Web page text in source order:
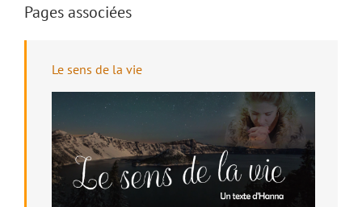
Pages associées
Le sens de la vie